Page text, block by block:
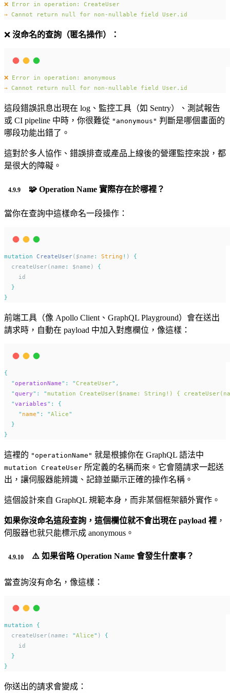
❌ Error in operation:
CreateUser
→ Cannot return null for non-nullable field User.id
❌ 沒命名的查詢（匿名操作）：
❌ Error in operation:
anonymous
→ Cannot return null for non-nullable field User.id
這段錯誤訊息出現在 log、監控工具（如 Sentry）、測試報告
或 CI pipeline 中時，你很難從 "anonymous" 判斷是哪個畫面的
哪段功能出錯了。
這對於多人協作、錯誤排查或產品上線後的營運監控來說，都
是很大的障礙。
🧩 Operation Name 實際存在於哪裡？
當你在查詢中這樣命名一段操作：
mutation CreateUser($name : String ! ) {
  createUser(
name : $name) {
    id
}
}
前端工具（像 Apollo Client、GraphQL Playground）會在送出
請求時，自動在 payload 中加入對應欄位，像這樣：
{
"operationName" : "CreateUser" ,
"query" : "mutation CreateUser($name: String!) {
"variables" :
{
" name" : "Alice"
}
}
這裡的 "operationName" 就是根據你在 GraphQL 語法中
mutation CreateUser 所定義的名稱而來。它會隨請求一起送
出，讓伺服器能辨識、記錄並顯示正確的操作名稱。
這個設計來自 GraphQL 規範本身，而非某個框架額外實作。
如果你沒命名這段查詢，這個欄位就不會出現在 payload 裡 ，
伺服器也就只能標示成 anonymous。
⚠️ 如果省略 Operation Name 會發生什麼事？
當查詢沒有命名，像這樣：
mutation
{
  createUser(
name : "Alice" ) {
    id
}
}
你送出的請求會變成：